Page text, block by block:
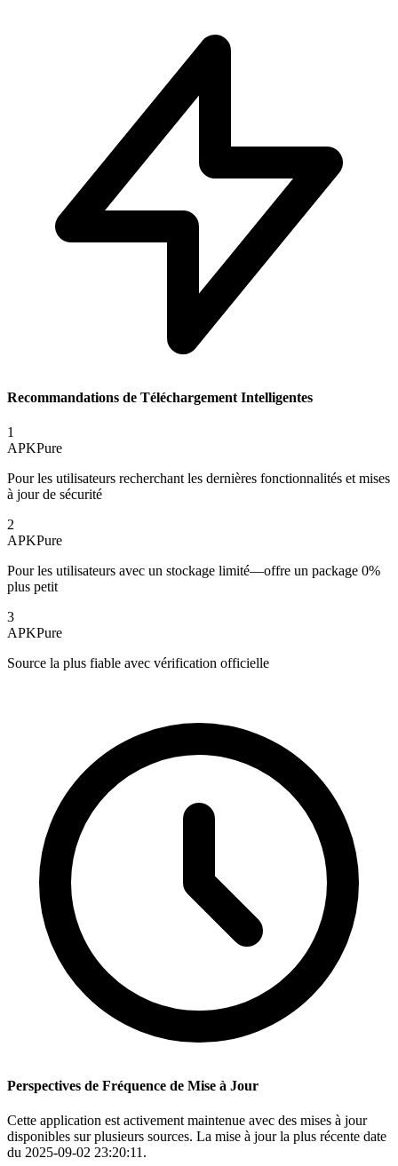
Recommandations de Téléchargement Intelligentes
1
APKPure
Pour les utilisateurs recherchant les dernières fonctionnalités et mises
à jour de sécurité
2
APKPure
Pour les utilisateurs avec un stockage limité—offre un package 0%
plus petit
3
APKPure
Source la plus fiable avec vérification officielle
Perspectives de Fréquence de Mise à Jour
Cette application est activement maintenue avec des mises à jour
disponibles sur plusieurs sources. La mise à jour la plus récente date
du 2025-09-02 23:20:11.